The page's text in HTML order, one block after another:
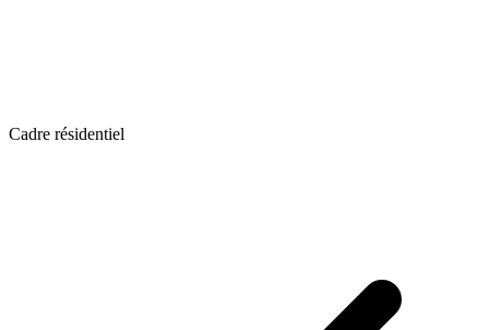
Cadre résidentiel